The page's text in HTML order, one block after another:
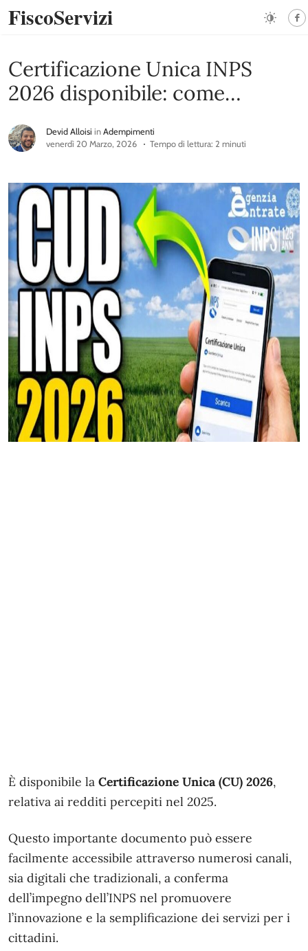
FiscoServizi
Certificazione Unica INPS
2026 disponibile: come
Devid Alloisi in Adempimenti
venerdì 20 Marzo, 2026
Tempo di lettura: 2 minuti
È disponibile la Certificazione Unica (CU) 2026,
relativa ai redditi percepiti nel 2025.
Questo importante documento può essere
facilmente accessibile attraverso numerosi canali,
sia digitali che tradizionali, a conferma
dell’impegno dell’INPS nel promuovere
l’innovazione e la semplificazione dei servizi per i
cittadini.